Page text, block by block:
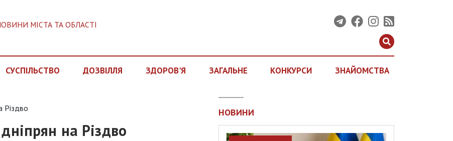
МІСТА ТА ОБЛАСТІ
СУСПІЛЬСТВО ДОЗВІЛЛЯ ЗДОРОВ'Я ЗАГАЛЬНЕ КОНКУРСИ ЗНАЙОМСТВА
Різдво
на Різдво
НОВИНИ